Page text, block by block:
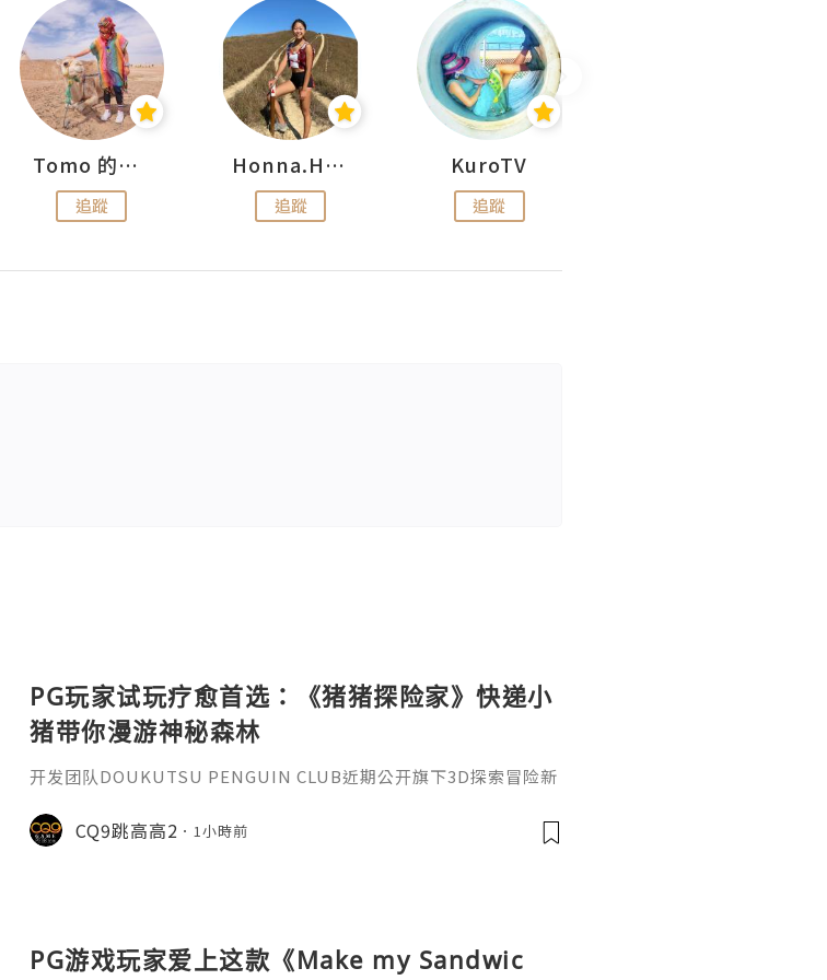
Tomo 的快樂宇宙
追蹤
Honna.H 出走
追蹤
KuroTV
追蹤
PG玩家试玩疗愈首选：《猪猪探险家》快递小
猪带你漫游神秘森林
开发团队DOUKUTSU PENGUIN CLUB近期公开旗下3D探索冒险新
验。PG电子玩家化身快递小猪，因一次意外接下前往神秘「归返之
森」的托运任务，踏入这座终年封闭的森林核心，展开知识与探索交
CQ9跳高高2 1小時前
PG游戏玩家爱上这款《Make my Sandwic